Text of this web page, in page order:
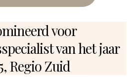
voor
van het jaar
Regio Zuid